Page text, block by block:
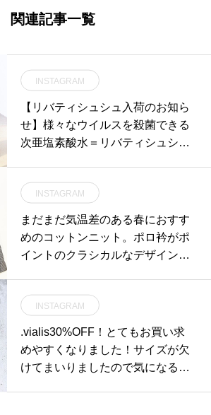
関連記事一覧
INSTAGRAM
【リバティシュシュ入荷のお知ら
せ】様々なウイルスを殺菌できる
次亜塩素酸水＝リバティシュシ
量切れを心配する事なく使い続け
られる詰め替えタイプとご用意が
ございます。.次亜塩素酸水は先日
経済産業省から「新型コロナウイ
法」としても公表されました。有
効な消毒液を手に入れて安心して
日々をお過ごしいただければと思
います。.#次亜塩素酸水#リバティ
シュシュ #殺菌 #ウイルス対策#ha
us #haus_matsue #hausmatsue #
松江カフェ #島根カフェ #松江旅
INSTAGRAM
まだまだ気温差のある春におすす
めのコットンニット。ポロ衿がポ
イントのクラシカルなデザイン。
margarethowell #cotton polo jump
er#polo#knit#haus matsue#島根#
松江
INSTAGRAM
.vialis30%OFF！とてもお買い求
めやすくなりました！サイズが欠
けてまいりましたので気になる方